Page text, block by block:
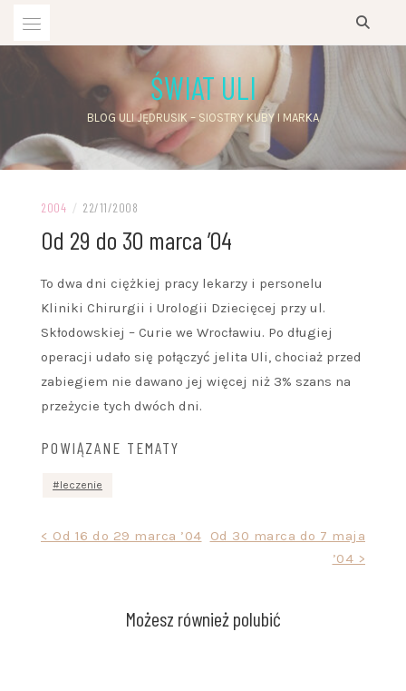
ŚWIAT ULI
BLOG ULI JĘDRUSIK – SIOSTRY KUBY I MARKA
2004 / 22/11/2008
Od 29 do 30 marca ’04
To dwa dni ciężkiej pracy lekarzy i personelu
Kliniki Chirurgii i Urologii Dziecięcej przy ul.
Skłodowskiej – Curie we Wrocławiu. Po długiej
operacji udało się połączyć jelita Uli, chociaż przed
zabiegiem nie dawano jej więcej niż 3% szans na
przeżycie tych dwóch dni.
POWIĄZANE TEMATY
leczenie
Nawigacja< Od 16 do 29 marca ’04
Od 30 marca do 7 maja
’04 >
Możesz również polubić